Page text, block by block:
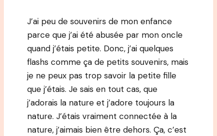
J’ai peu de souvenirs de mon enfance
parce que j’ai été abusée par mon oncle
quand j’étais petite. Donc, j’ai quelques
flashs comme ça de petits souvenirs, mais
je ne peux pas trop savoir la petite fille
que j’étais. Je sais en tout cas, que
j’adorais la nature et j’adore toujours la
nature. J’étais vraiment connectée à la
nature, j’aimais bien être dehors. Ça, c’est